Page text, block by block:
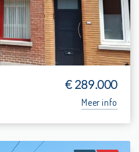
-
€ 289.000
Meer info